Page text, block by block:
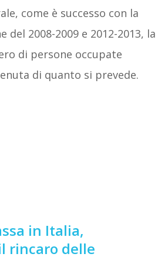
come è successo con la
del 2008-2009 e 2012-2013, la
di persone occupate
di quanto si prevede.
in Italia,
rincaro delle